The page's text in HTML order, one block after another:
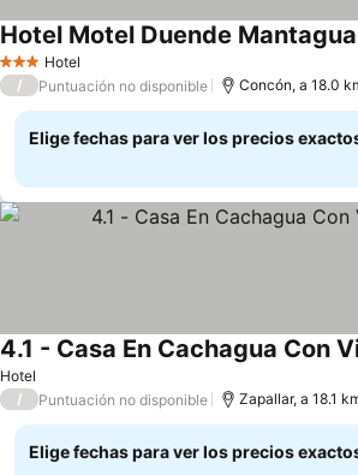
3 Estrellas
Hotel
Hotel Motel Duende Mantagua
/ Puntuación no disponible Concón, a 18.0
Elige fechas para ver los precios
Hotel
4.1 - Casa En Cachagua Con
/ Puntuación no disponible Zapallar, a 18.1
Elige fechas para ver los precios